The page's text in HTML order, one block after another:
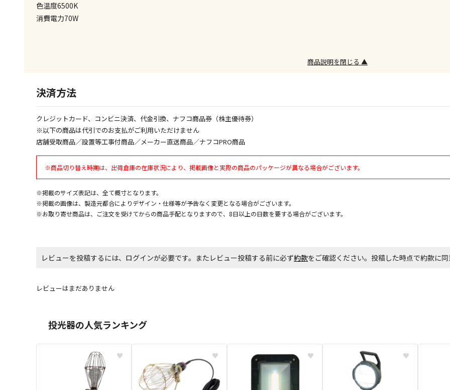
また、日曜
色温度6500K
消費電力70W
商品説明を閉じる ▲
決済方法
クレジットカード、コンビニ決済、代金引換、ナフコ商品券（株主優待券）
※以下の商品は代引でのお支払がご利用いただけません
店舗受取商品／設置等工事付商品／メーカー直送商品／ナフコPRO商品
※商品切り替え時期は、出荷倉庫の在庫状況により、掲載画像と実際の商品のパッケージが異なる場合がございます。
※掲載のサイズ表記は、全て概寸となります。
※掲載の画像は、製造元都合によりデザイン・仕様等が予告なく変更となる場合がございます。
※お取り寄せ商品は、ご注文を受けてからの商品手配となりますので、8日以上の日数を要する場合がございます。
レビューを投稿するには、ログインが必要です。またレビュー投稿する前に必ず約款をご確認ください。投稿した時点で約款
レビューはまだありません
投光器の人気ランキング
♥ ♥ ♥ ♥